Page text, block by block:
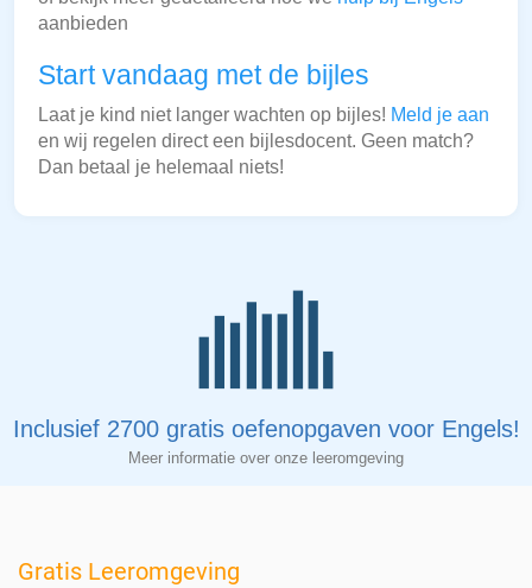
aanbieden
Start vandaag met de bijles
Laat je kind niet langer wachten op bijles! Meld je aan
en wij regelen direct een bijlesdocent. Geen match?
Dan betaal je helemaal niets!
Inclusief 2700 gratis oefenopgaven voor Engels!
Meer informatie over onze leeromgeving
Gratis Leeromgeving